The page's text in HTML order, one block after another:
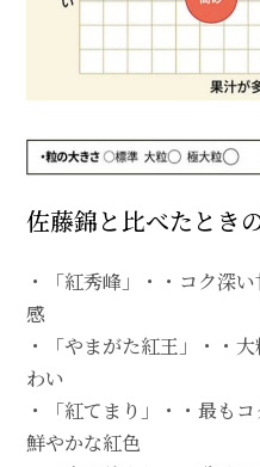
佐藤錦と比べたとき
・「紅秀峰」・・コク深
感
・「やまがた紅王」・・
わい
・「紅てまり」・・最も
鮮やかな紅色